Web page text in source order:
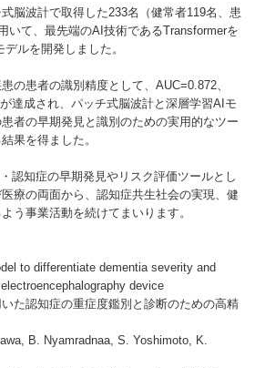
脳波計で取得した233名（健常者119名、患
いて、最先端のAI技術であるTransformerを
デルを開発しました。
の患者の識別精度として、AUC=0.872
が達成され、パッチ式脳波計と深層学習AI モ
者の早期発見と識別のための実用的なツー
果を得ました。
・認知症の早期発見やリスク評価ツールとし
療の両面から、認知症共生社会の実現、健
う事業活動を続けてまいります。
to differentiate dementia severity and
device
いた認知症の重症度鑑別と診断のための高精
B. Nyamradnaa, S. Yoshimoto, K.